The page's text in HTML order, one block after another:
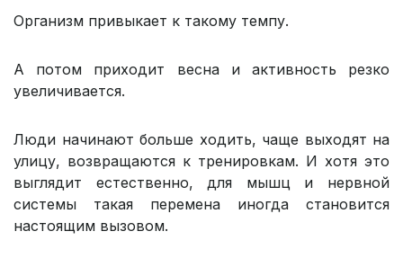
Организм привыкает к такому темпу.
А потом приходит весна и активность резко
увеличивается.
Люди начинают больше ходить, чаще выходят на
улицу, возвращаются к тренировкам. И хотя это
выглядит естественно, для мышц и нервной
системы такая перемена иногда становится
настоящим вызовом.